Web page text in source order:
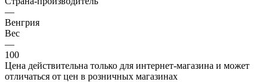
—
Венгрия
Вес
—
100
Цена действительна только для интернет-магазина и может
отличаться от цен в розничных магазинах